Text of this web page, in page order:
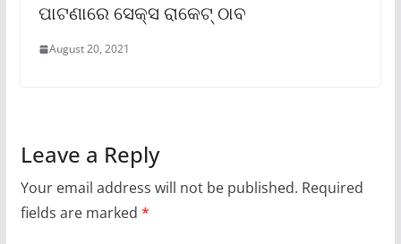
ପାଟଣାରେ ସେକ୍ସ ରାକେଟ୍ ଠାବ
August 20, 2021
Leave a Reply
Your email address will not be published. Required
fields are marked *